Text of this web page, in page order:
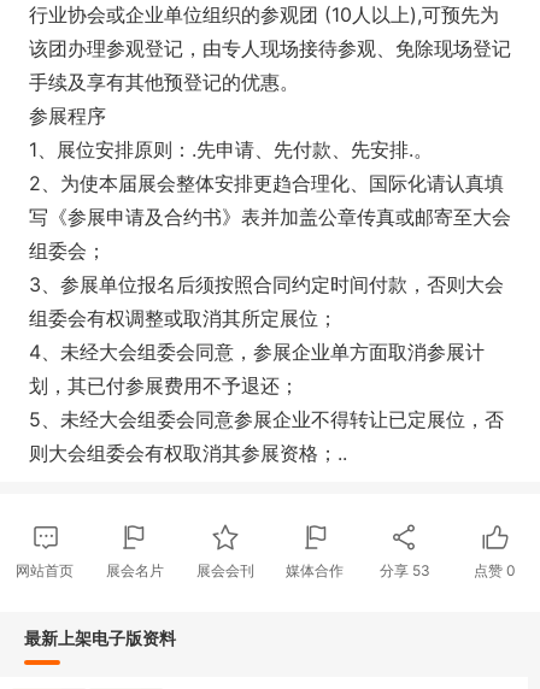
行业协会或企业单位组织的参观团 (10人以上),可预先为
该团办理参观登记，由专人现场接待参观、免除现场登记
手续及享有其他预登记的优惠。
参展程序
1、展位安排原则：.先申请、先付款、先安排.。
2、为使本届展会整体安排更趋合理化、国际化请认真填
写《参展申请及合约书》表并加盖公章传真或邮寄至大会
组委会；
3、参展单位报名后须按照合同约定时间付款，否则大会
组委会有权调整或取消其所定展位；
4、未经大会组委会同意，参展企业单方面取消参展计
划，其已付参展费用不予退还；
5、未经大会组委会同意参展企业不得转让已定展位，否
则大会组委会有权取消其参展资格；..
网站首页 展会名片 展会会刊 媒体合作 分享 53 点赞0
最新上架电子版资料